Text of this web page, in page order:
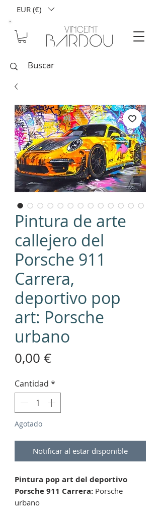
EUR (€)
Pintura de arte
callejero del
Porsche 911
Carrera,
deportivo pop
art: Porsche
urbano
0,00 €Precio
Cantidad *
Agotado
Notificar al estar disponible
Pintura pop art del deportivo
Porsche 911 Carrera: Porsche
urbano